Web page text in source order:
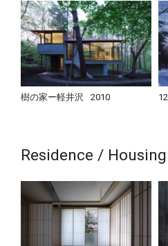
樹の家ー軽井沢 2010
Residence /